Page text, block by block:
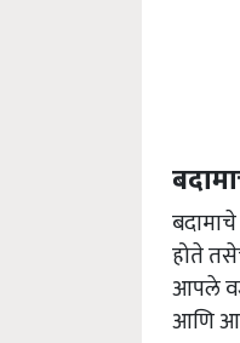
होते
आपले
आणि